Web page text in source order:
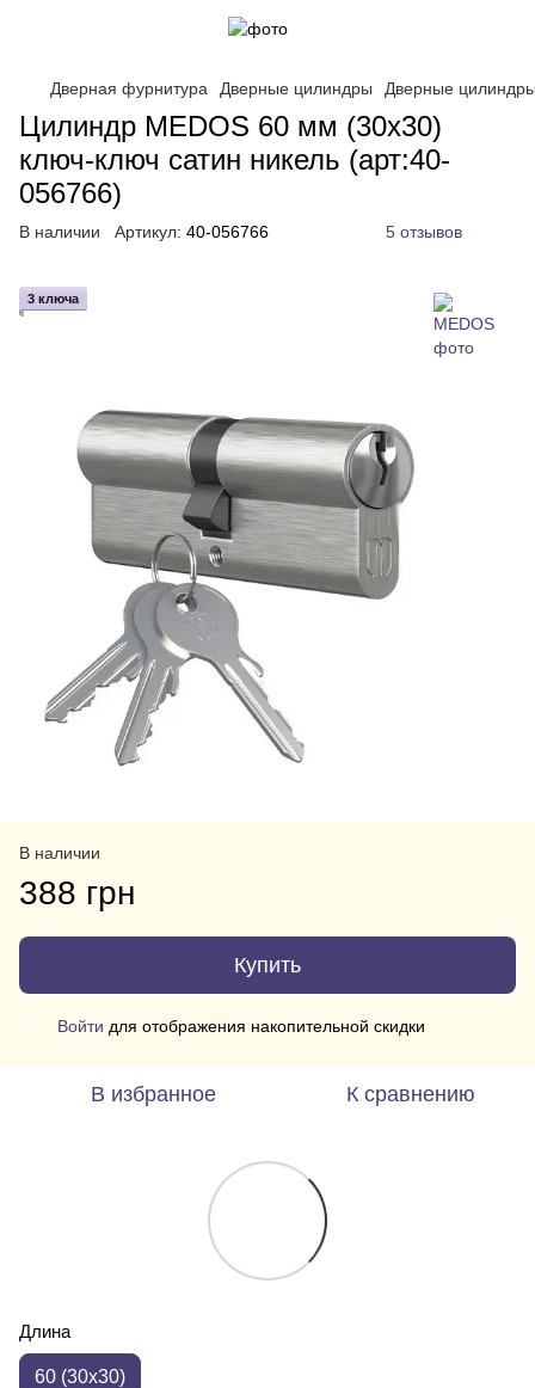
Дверная фурнитура Дверные цилиндры Дверные
Цилиндр MEDOS 60 мм (30x30)
ключ-ключ сатин никель (арт:40-
056766)
В наличии Артикул: 40-056766 5 отзывов
3 ключа
В наличии
388 грн
Купить
Войти для отображения накопительной скидки
В избранное К сравнению
Длина
60 (30x30)